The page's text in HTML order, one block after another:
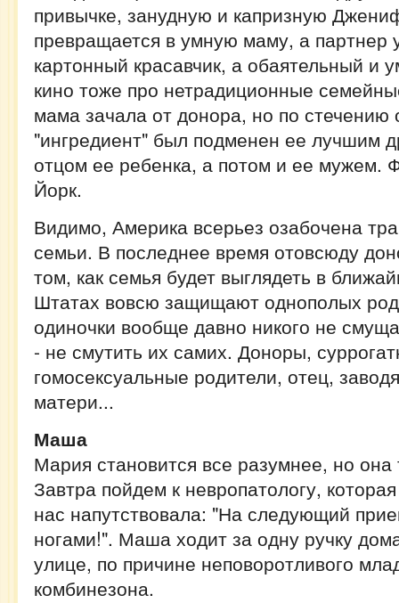
привычке, занудную и капризную
превращается в умную маму, а партнер
картонный красавчик, а обаятельный и
кино тоже про нетрадиционные
мама зачала от донора, но по стечению
"ингредиент" был подменен ее лучшим
отцом ее ребенка, а потом и ее мужем.
Йорк.
Видимо, Америка всерьез озабочена
семьи. В последнее время отовсюду
том, как семья будет выглядеть в
Штатах вовсю защищают однополых
одиночки вообще давно никого не
- не смутить их самих. Доноры,
гомосексуальные родители, отец,
матери...
Маша
Мария становится все разумнее, но она
Завтра пойдем к невропатологу,
нас напутствовала: "На следующий
ногами!". Маша ходит за одну ручку
улице, по причине неповоротливого
комбинезона.